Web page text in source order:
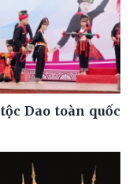
Dao toàn quốc